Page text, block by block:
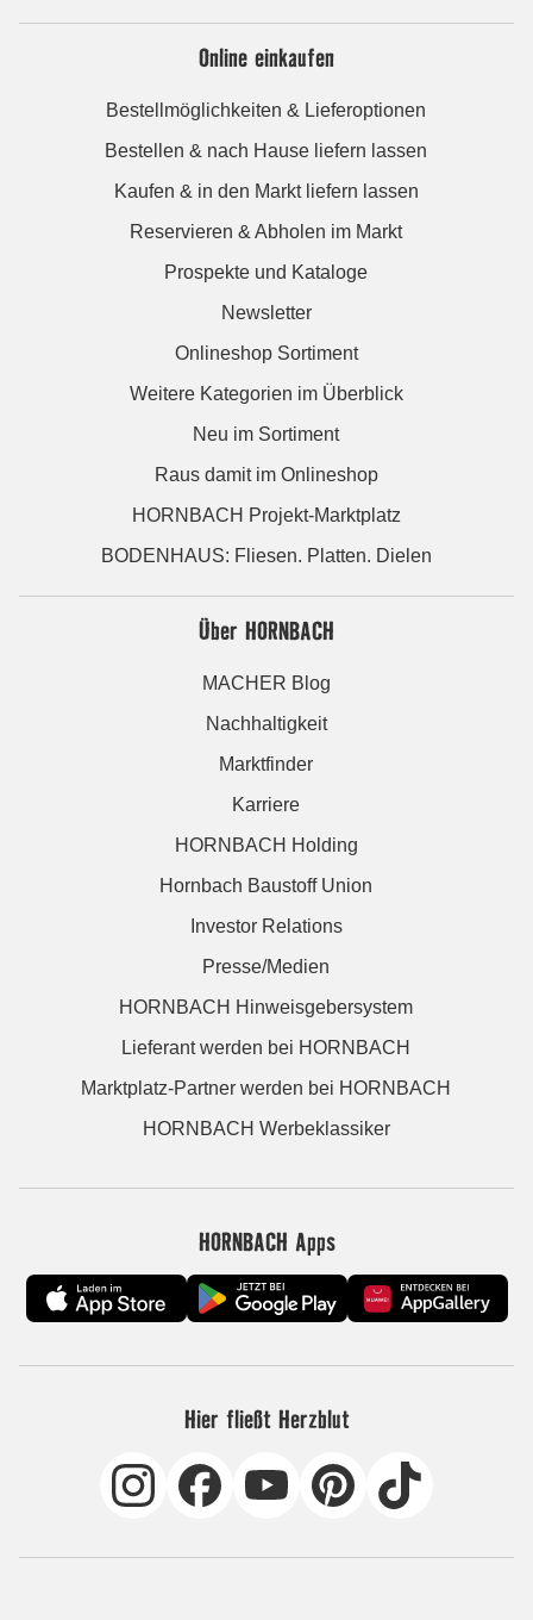
Online einkaufen
Bestellmöglichkeiten & Lieferoptionen
Bestellen & nach Hause liefern lassen
Kaufen & in den Markt liefern lassen
Reservieren & Abholen im Markt
Prospekte und Kataloge
Newsletter
Onlineshop Sortiment
Weitere Kategorien im Überblick
Neu im Sortiment
Raus damit im Onlineshop
HORNBACH Projekt-Marktplatz
BODENHAUS: Fliesen. Platten. Dielen
Über HORNBACH
MACHER Blog
Nachhaltigkeit
Marktfinder
Karriere
HORNBACH Holding
Hornbach Baustoff Union
Investor Relations
Presse/Medien
HORNBACH Hinweisgebersystem
Lieferant werden bei HORNBACH
Marktplatz-Partner werden bei HORNBACH
HORNBACH Werbeklassiker
HORNBACH Apps
Hier fließt Herzblut